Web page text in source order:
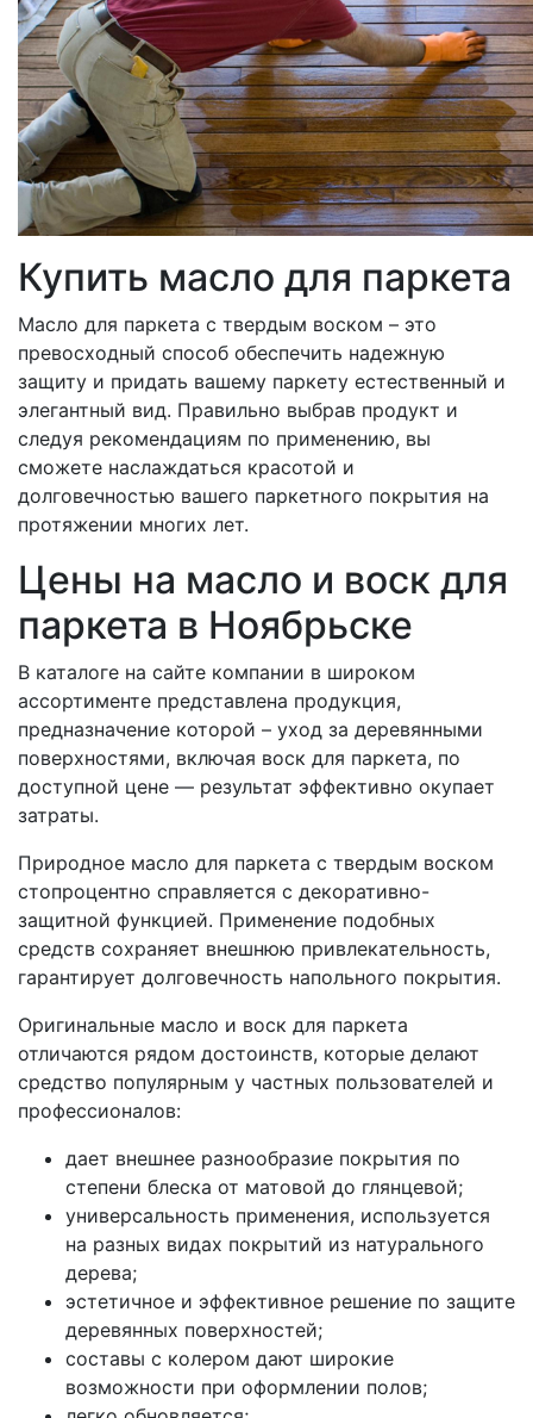
Купить масло для паркета
Масло для паркета с твердым воском – это
превосходный способ обеспечить надежную
защиту и придать вашему паркету естественный и
элегантный вид. Правильно выбрав продукт и
следуя рекомендациям по применению, вы
сможете наслаждаться красотой и
долговечностью вашего паркетного покрытия на
протяжении многих лет.
Цены на масло и воск для
паркета в Ноябрьске
В каталоге на сайте компании в широком
ассортименте представлена продукция,
предназначение которой – уход за деревянными
поверхностями, включая воск для паркета, по
доступной цене — результат эффективно окупает
затраты.
Природное масло для паркета с твердым воском
стопроцентно справляется с декоративно-
защитной функцией. Применение подобных
средств сохраняет внешнюю привлекательность,
гарантирует долговечность напольного покрытия.
Оригинальные масло и воск для паркета
отличаются рядом достоинств, которые делают
средство популярным у частных пользователей и
профессионалов:
дает внешнее разнообразие покрытия по
степени блеска от матовой до глянцевой;
универсальность применения, используется
на разных видах покрытий из натурального
дерева;
эстетичное и эффективное решение по защите
деревянных поверхностей;
составы с колером дают широкие
возможности при оформлении полов;